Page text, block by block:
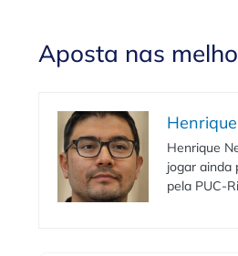
Aposta nas
Henrique
jogar ainda
pela PUC-